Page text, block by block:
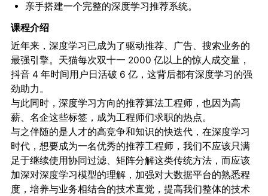
亲手搭建一个完整的深度学习推荐系统。
课程介绍
近年来，深度学习已成为了驱动推荐、广告、搜索业务的
最强引擎。天猫每次双十一 2000 亿以上的惊人成交量，
抖音 4 年时间用户日活破 6 亿，这背后都有深度学习的强
劲助力。
与此同时，深度学习方向的推荐算法工程师，也因为高
薪、名企这些标签，成为工程师们求职的热点。
与之伴随的是人才的高竞争和知识的快迭代，在深度学习
时代，想要成为一名优秀的推荐工程师，我们不应该只满
足于继续使用协同过滤、矩阵分解这类传统方法，而应该
加深对深度学习模型的理解，加强对大数据平台的熟悉程
度，培养与业务相结合的技术直觉，提高我们整体的技术